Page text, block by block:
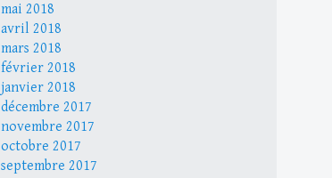
mai 2018
avril 2018
mars 2018
février 2018
janvier 2018
décembre 2017
novembre 2017
octobre 2017
septembre 2017